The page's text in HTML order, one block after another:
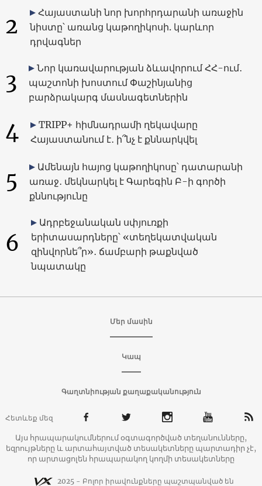
2
Հայաստանի նոր խորհրդարանի առաջին
նիստը՝ առանց կաթողիկոսի. կարևոր
դրվագներ
3
Նոր կառավարության ձևավորում ՀՀ-ում․
պաշտոնի խոստում Փաշինյանից
բարձրակարգ մասնագետներին
4
TRIPP+ հիմնադրամի ղեկավարը
Հայաստանում է․ ի՞նչ է քննարկվել
5
Ամենայն հայոց կաթողիկոսը՝ դատարանի
առաջ․ մեկնարկել է Գարեգին Բ-ի գործի
քննությունը
6
Ադրբեջանական սփյուռքի
երիտասարդները՝ «տեղեկատվական
զինվորնե՞ր»․ ճամբարի թաքնված
նպատակը
Մեր մասին
Կապ
Գաղտնիության քաղաքականություն
Հետևեք մեզ
Այս հրապարակումներում օգտագործված տեղանունները,
եզրույթները և արտահայտված տեսակետները պարտադիր չէ,
որ արտացոլեն հրապարակող կողմի տեսակետները
2025 - Բոլոր իրավունքները պաշտպանված են